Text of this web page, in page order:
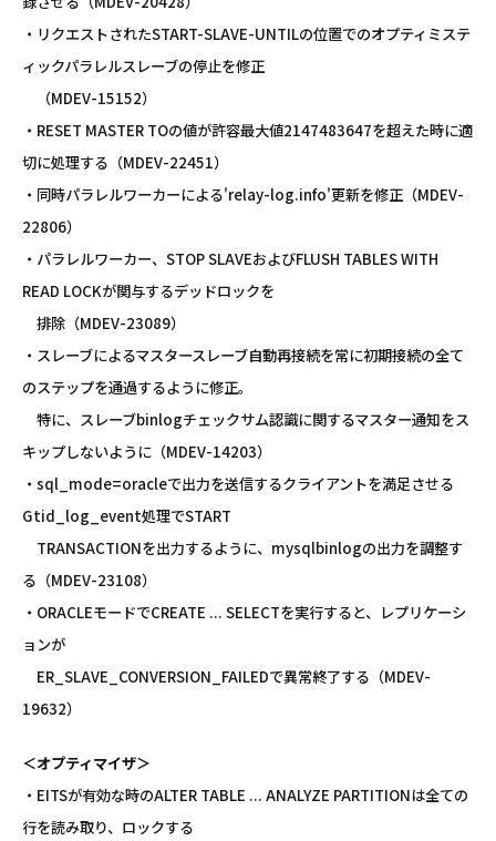
・リクエストされたSTART-SLAVE-UNTILの位置でのオプティミステ
ィックパラレルスレーブの停止を修正
（MDEV-15152）
・RESET MASTER TOの値が許容最大値2147483647を超えた時に適
切に処理する（MDEV-22451）
・同時パラレルワーカーによる'relay-log.info'更新を修正（MDEV-
22806）
・パラレルワーカー、STOP SLAVEおよびFLUSH TABLES WITH
READ LOCKが関与するデッドロックを
排除（MDEV-23089）
・スレーブによるマスタースレーブ自動再接続を常に初期接続の全て
のステップを通過するように修正。
特に、スレーブbinlogチェックサム認識に関するマスター通知をス
キップしないように（MDEV-14203）
・sql_mode=oracleで出力を送信するクライアントを満足させる
Gtid_log_event処理でSTART
TRANSACTIONを出力するように、mysqlbinlogの出力を調整す
る（MDEV-23108）
・ORACLEモードでCREATE ... SELECTを実行すると、レプリケーシ
ョンが
ER_SLAVE_CONVERSION_FAILEDで異常終了する（MDEV-
19632）
＜オプティマイザ＞
・EITSが有効な時のALTER TABLE ... ANALYZE PARTITIONは全ての
行を読み取り、ロックする